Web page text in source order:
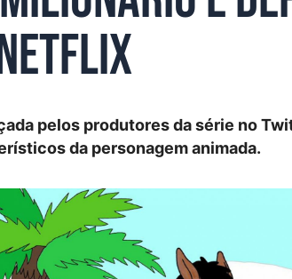
pelos produtores da série no
da personagem animada.